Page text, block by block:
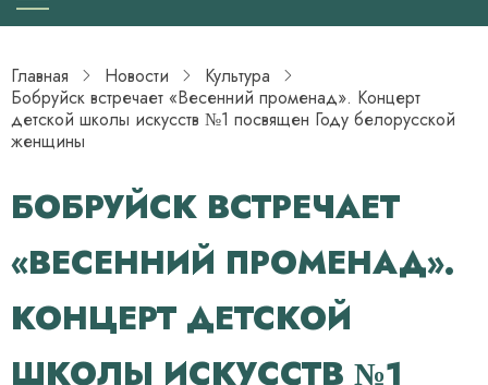
Главная Новости
Культура
Бобруйск встречает «Весенний променад». Концерт
детской школы искусств №1 посвящен Году белорусской
женщины
БОБРУЙСК ВСТРЕЧАЕТ
«ВЕСЕННИЙ ПРОМЕНАД».
КОНЦЕРТ ДЕТСКОЙ
ШКОЛЫ ИСКУССТВ №1